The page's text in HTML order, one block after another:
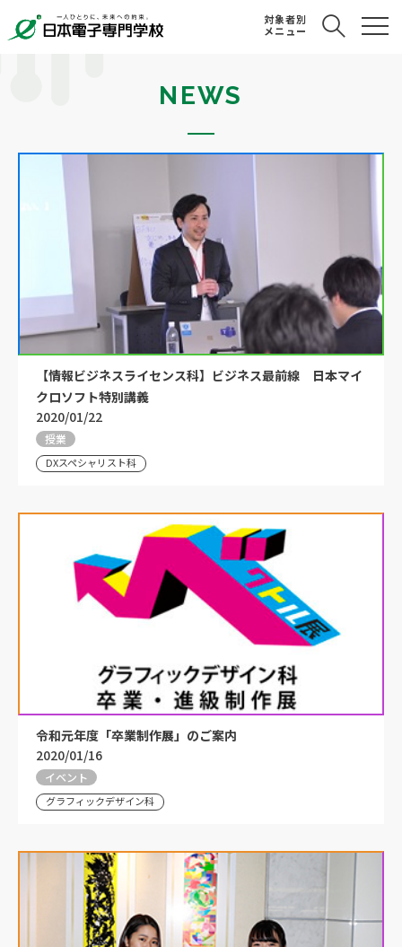
対象者別
メニュー
NEWS
【情報ビジネスライセンス科】ビジネス最前線 日本マイ
クロソフト特別講義
2020/01/22
授業
DXスペシャリスト科
令和元年度「卒業制作展」のご案内
2020/01/16
イベント
グラフィックデザイン科